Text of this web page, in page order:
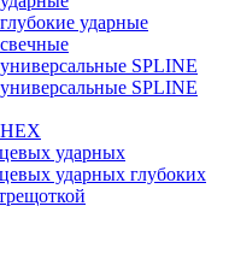
ударные
SPLINE
SPLINE
ударных
ударных глубоких